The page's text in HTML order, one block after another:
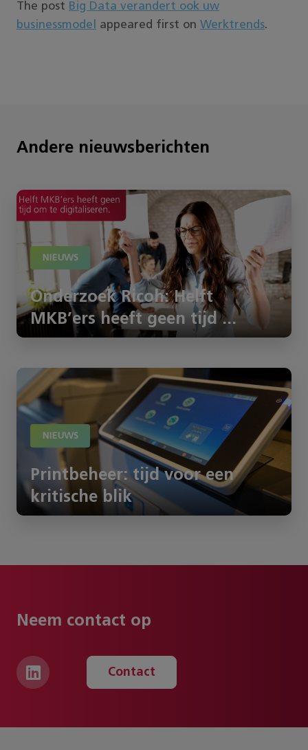
The post Big Data verandert ook uw
businessmodel
appeared first on Werktrends.
Andere nieuwsberichten
NIEUWS
Onderzoek Ricoh: Helft
MKB’ers heeft geen tijd ...
NIEUWS
Printbeheer: tijd voor een
kritische blik
Neem contact op
Contact